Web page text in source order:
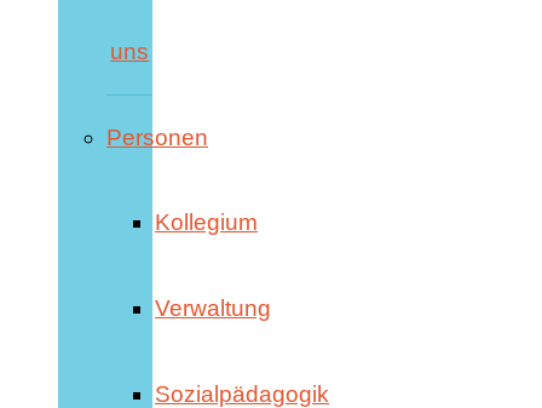
uns
Personen
Kollegium
Verwaltung
Sozialpädagogik